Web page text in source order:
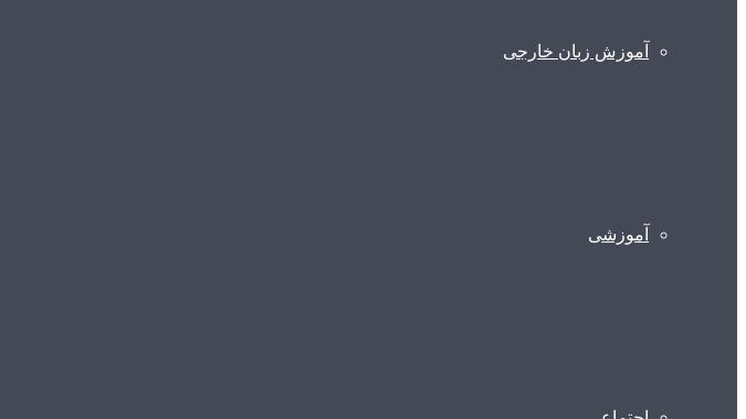
آموزش زبان خارجی
آموزشی